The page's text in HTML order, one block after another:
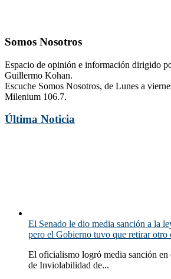
Somos Nosotros
Espacio de opinión e información dirigido
Guillermo Kohan.
Escuche Somos Nosotros, de Lunes a
Milenium 106.7.
Última Noticia
El Senado le dio media sanción a la
pero el Gobierno tuvo que retirar otro
El oficialismo logró media sanción en
de Inviolabilidad de...